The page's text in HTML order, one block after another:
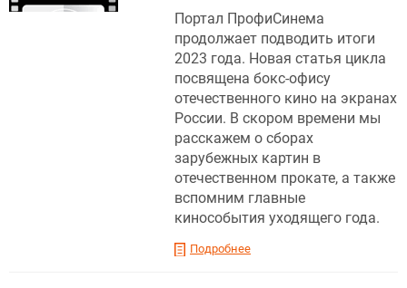
Портал ПрофиСинема
продолжает подводить итоги
2023 года. Новая статья цикла
посвящена бокс-офису
отечественного кино на экранах
России. В скором времени мы
расскажем о сборах
зарубежных картин в
отечественном прокате, а также
вспомним главные
кинособытия уходящего года.
Подробнее